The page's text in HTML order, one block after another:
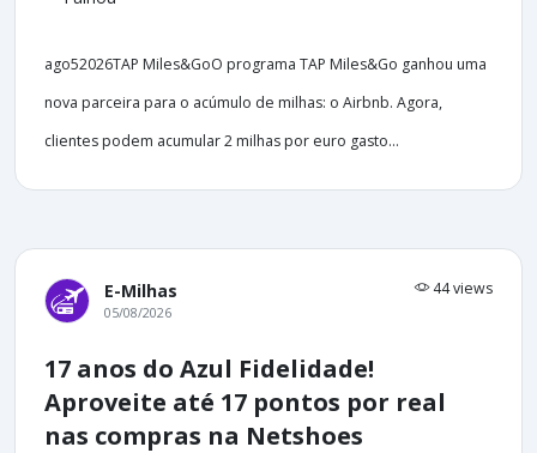
ago52026TAP Miles&GoO programa TAP Miles&Go ganhou uma
nova parceira para o acúmulo de milhas: o Airbnb. Agora,
clientes podem acumular 2 milhas por euro gasto...
E-Milhas 44 views
05/08/2026
17 anos do Azul Fidelidade!
Aproveite até 17 pontos por real
nas compras na Netshoes